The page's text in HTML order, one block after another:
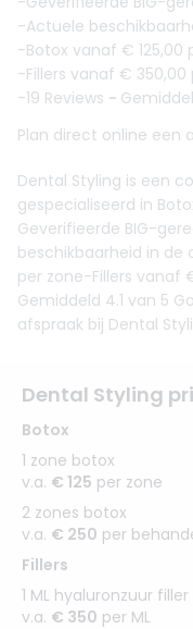
-Actuele
-Botox vanaf € 125,00
-Fillers vanaf € 350,00
-19 Reviews -
Plan direct online een
Dental Styling is een
gespecialiseerd in
Geverifieerde BIG-
beschikbaarheid in de
per zone-Fillers vanaf
Gemiddeld 4.1 van 5
afspraak bij Dental
Dental Styling
Botox
1 zone botox
v.a. € 125 per zone
2 zones botox
v.a. € 250 per
Fillers
1 ML hyaluronzuur filler
v.a. € 350 per ML